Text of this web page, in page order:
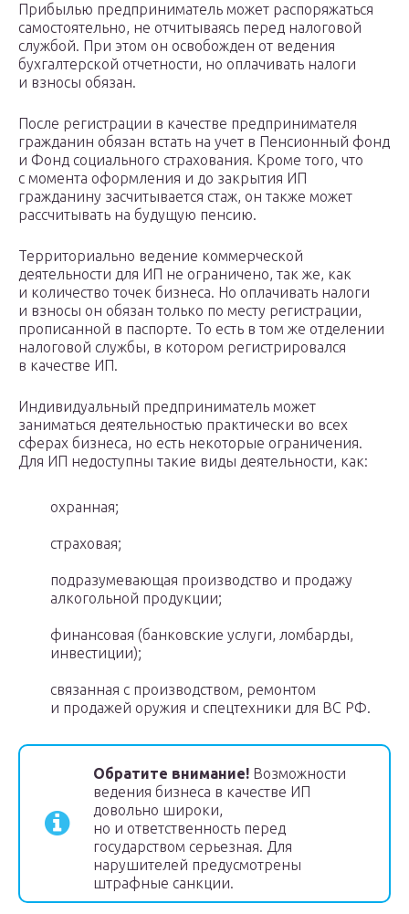
Прибылью предприниматель может распоряжаться
самостоятельно, не отчитываясь перед налоговой
службой. При этом он освобожден от ведения
бухгалтерской отчетности, но оплачивать налоги
и взносы обязан.
После регистрации в качестве предпринимателя
гражданин обязан встать на учет в Пенсионный фонд
и Фонд социального страхования. Кроме того, что
с момента оформления и до закрытия ИП
гражданину засчитывается стаж, он также может
рассчитывать на будущую пенсию.
Территориально ведение коммерческой
деятельности для ИП не ограничено, так же, как
и количество точек бизнеса. Но оплачивать налоги
и взносы он обязан только по месту регистрации,
прописанной в паспорте. То есть в том же отделении
налоговой службы, в котором регистрировался
в качестве ИП.
Индивидуальный предприниматель может
заниматься деятельностью практически во всех
сферах бизнеса, но есть некоторые ограничения.
Для ИП недоступны такие виды деятельности, как:
охранная;
страховая;
подразумевающая производство и продажу
алкогольной продукции;
финансовая (банковские услуги, ломбарды,
инвестиции);
связанная с производством, ремонтом
и продажей оружия и спецтехники для ВС РФ.
Обратите внимание! Возможности
ведения бизнеса в качестве ИП
довольно широки,
но и ответственность перед
государством серьезная. Для
нарушителей предусмотрены
штрафные санкции.